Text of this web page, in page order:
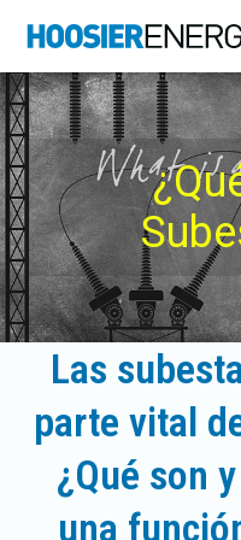
Las
parte vital
¿Qué son
una